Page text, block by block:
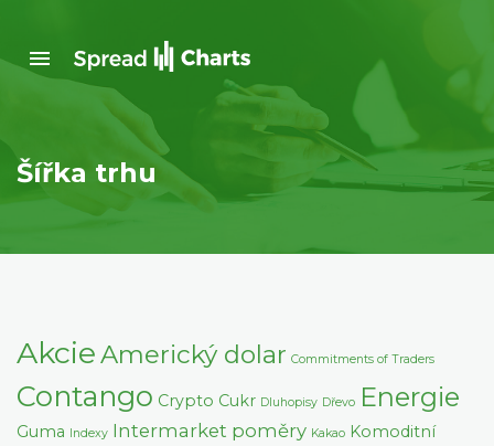
Šířka trhu
AkcieAmerický dolar Commitments of Traders
Contango Crypto Cukr Dluhopisy Dřevo Energie
Guma Indexy Intermarket poměry Kakao Komoditní